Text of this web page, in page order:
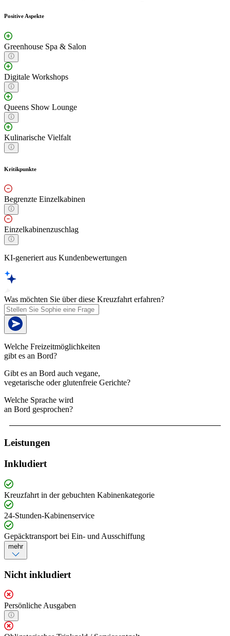
Positive Aspekte
Greenhouse Spa & Salon
Digitale Workshops
Queens Show Lounge
Kulinarische Vielfalt
Kritikpunkte
Begrenzte Einzelkabinen
Einzelkabinenzuschlag
KI-generiert aus Kundenbewertungen
Was möchten Sie über diese Kreuzfahrt erfahren?
Welche Freizeitmöglichkeiten
gibt es an Bord?
Gibt es an Bord auch vegane,
vegetarische oder glutenfreie Gerichte?
Welche Sprache wird
an Bord gesprochen?
Leistungen
Inkludiert
Kreuzfahrt in der gebuchten Kabinenkategorie
24-Stunden-Kabinenservice
Gepäcktransport bei Ein- und Ausschiffung
mehr
Nicht inkludiert
Persönliche Ausgaben